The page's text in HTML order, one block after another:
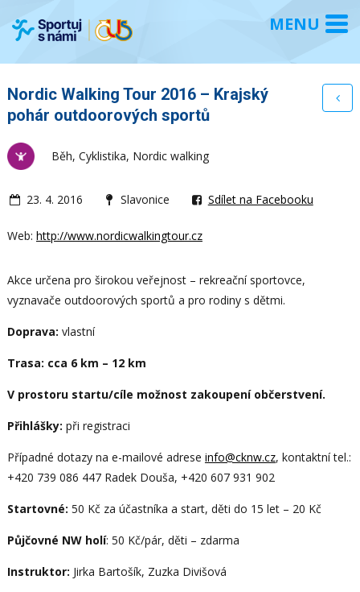
Nordic Walking Tour 2016 – Krajský
pohár outdoorových sportů
Běh, Cyklistika, Nordic walking
23. 4. 2016 Slavonice Sdílet na Facebooku
Web: http://www.nordicwalkingtour.cz
Akce určena pro širokou veřejnost – rekreační sportovce,
vyznavače outdoorových sportů a pro rodiny s dětmi.
Doprava: vlastní
Trasa: cca 6 km – 12 km
V prostoru startu/cíle možnost zakoupení občerstvení.
Přihlášky: při registraci
Případné dotazy na e-mailové adrese info@cknw.cz, kontaktní tel.:
+420 739 086 447 Radek Douša, +420 607 931 902
Startovné: 50 Kč za účastníka a start, děti do 15 let – 20 Kč
Půjčovné NW holí: 50 Kč/pár, děti – zdarma
Instruktor: Jirka Bartošík, Zuzka Divišová